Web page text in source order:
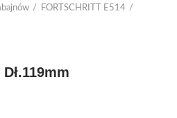
FORTSCHRITT E514